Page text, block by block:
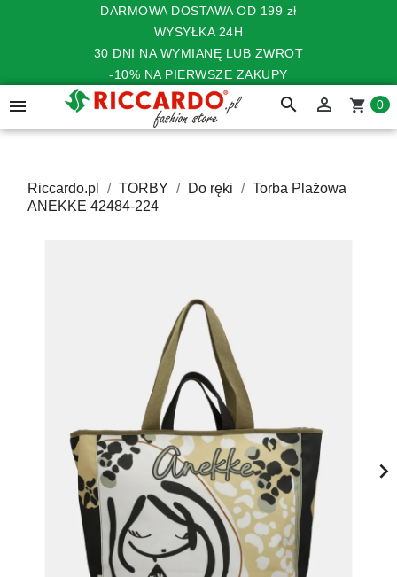
DARMOWA DOSTAWA OD 199 zł
WYSYŁKA 24H
30 DNI NA WYMIANĘ LUB ZWROT
-10% NA PIERWSZE ZAKUPY
 search  shopping_cart 0
Riccardo.pl TORBY Do ręki
Torba Plażowa
ANEKKE 42484-224
